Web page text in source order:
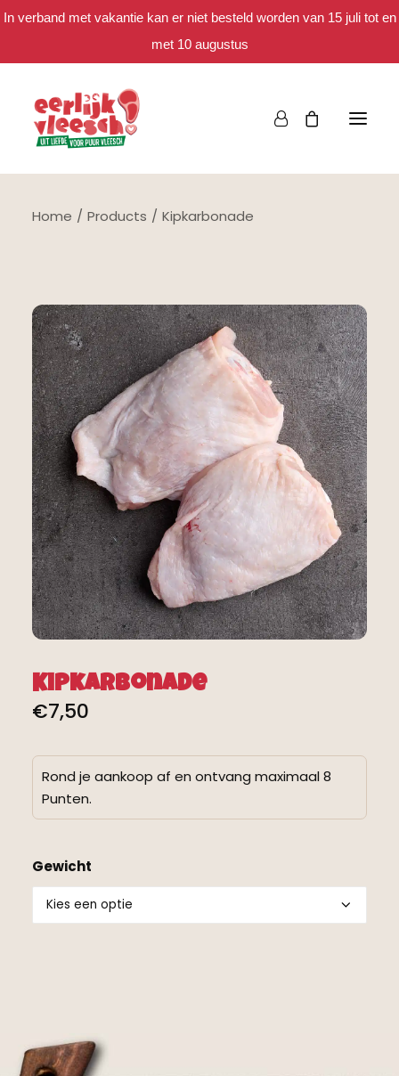
In verband met vakantie kan er niet besteld worden van 15 juli tot en
met 10 augustus
Bestellen
Spaar mee
Home Products Kipkarbonade
Kipkarbonade
€7,50
Rond je aankoop af en ontvang maximaal 8
Punten.
Gewicht